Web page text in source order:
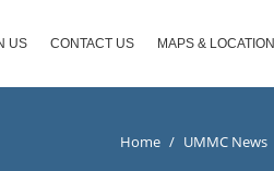
US CONTACT US MAPS & LOCATION
Home / UMMC News